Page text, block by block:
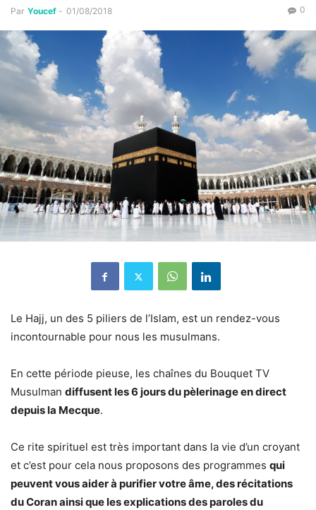
Par Youcef - 01/08/2018 0
Le Hajj, un des 5 piliers de l’Islam, est un rendez-vous
incontournable pour nous les musulmans.
En cette période pieuse, les chaînes du Bouquet TV
Musulman diffusent les 6 jours du pèlerinage en direct
depuis la Mecque.
Ce rite spirituel est très important dans la vie d’un croyant
et c’est pour cela nous proposons des programmes qui
peuvent vous aider à purifier votre âme, des récitations
du Coran ainsi que les explications des paroles du